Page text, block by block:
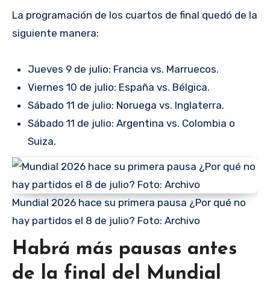
La programación de los cuartos de final quedó de la
siguiente manera:
Jueves 9 de julio: Francia vs. Marruecos.
Viernes 10 de julio: España vs. Bélgica.
Sábado 11 de julio: Noruega vs. Inglaterra.
Sábado 11 de julio: Argentina vs. Colombia o
Suiza.
Mundial 2026 hace su primera pausa ¿Por qué no
hay partidos el 8 de julio? Foto: Archivo
Habrá más pausas antes
de la final del Mundial